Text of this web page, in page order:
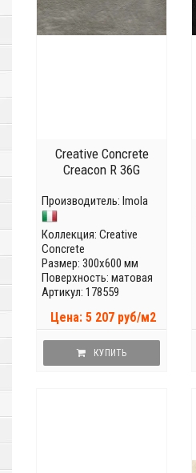
Creative Concrete
Creacon R 36G
Производитель: Imola
Коллекция: Creative
Concrete
Размер: 300x600 мм
Поверхность: матовая
Артикул: 178559
Цена: 5 207 руб/м2
КУПИТЬ